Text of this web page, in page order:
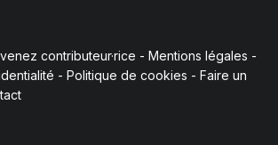
contributeur·rice - Mentions légales -
- Politique de cookies - Faire un